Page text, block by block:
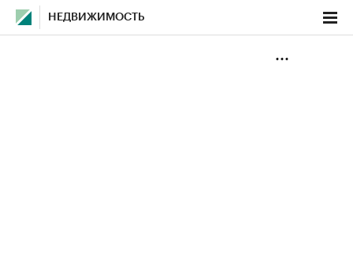
НЕДВИЖИМОСТЬ